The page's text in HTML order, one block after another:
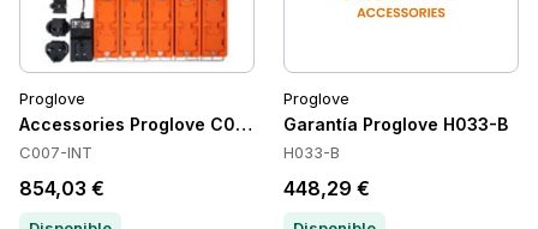
Proglove
Accessories Proglove C007-INT
C007-INT
854,03 €
Proglove
Garantía Proglove H033-B
H033-B
448,29 €